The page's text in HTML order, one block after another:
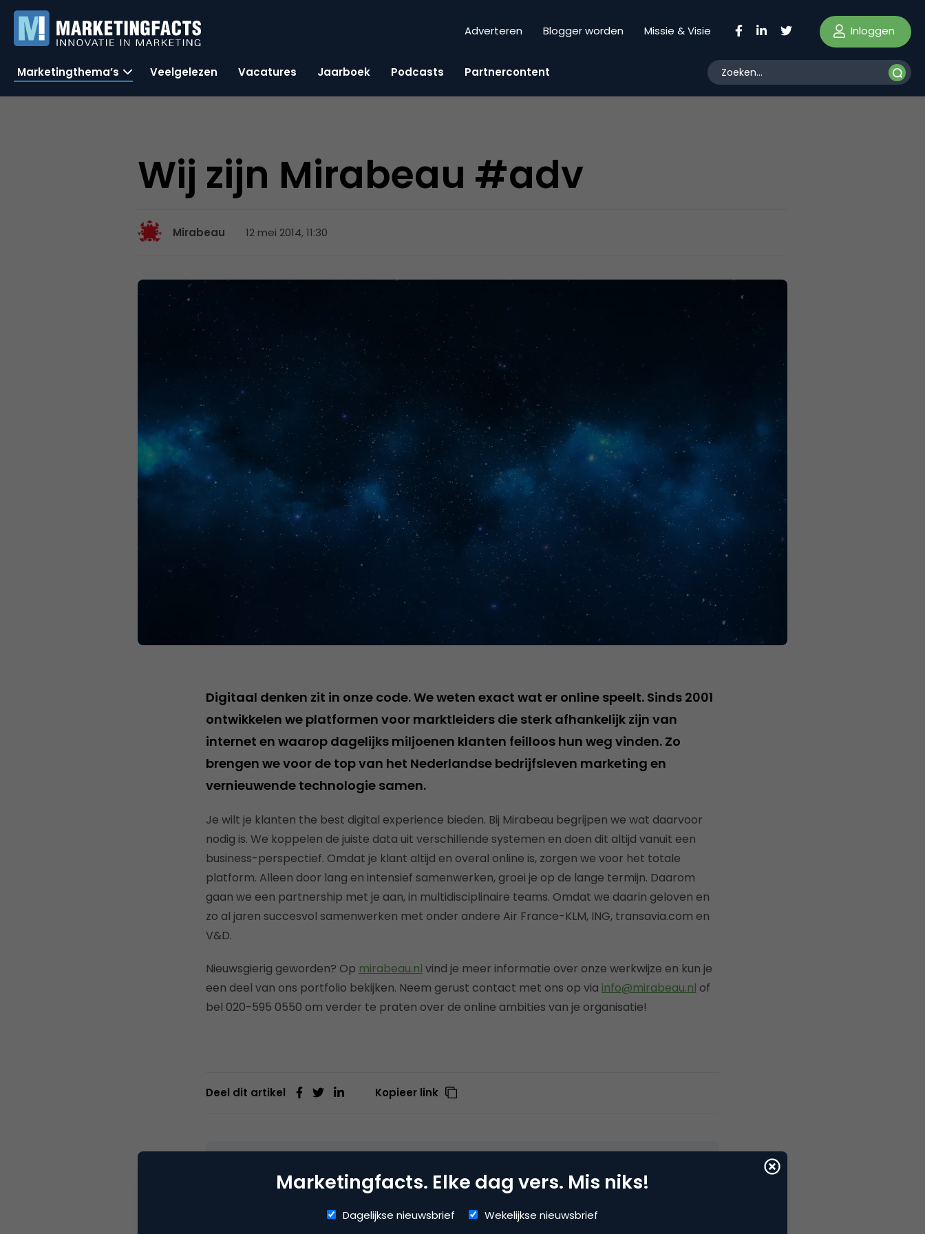
Adverteren Blogger worden Missie & Visie Inloggen
Marketingthema’s Veelgelezen Vacatures Jaarboek Podcasts Partnercontent
Wij zijn Mirabeau #adv
Mirabeau 12 mei 2014, 11:30
Digitaal denken zit in onze code. We weten exact wat er online speelt. Sinds 2001
ontwikkelen we platformen voor marktleiders die sterk afhankelijk zijn van
internet en waarop dagelijks miljoenen klanten feilloos hun weg vinden. Zo
brengen we voor de top van het Nederlandse bedrijfsleven marketing en
vernieuwende technologie samen.
Je wilt je klanten the best digital experience bieden. Bij Mirabeau begrijpen we wat daarvoor
nodig is. We koppelen de juiste data uit verschillende systemen en doen dit altijd vanuit een
business-perspectief. Omdat je klant altijd en overal online is, zorgen we voor het totale
platform. Alleen door lang en intensief samenwerken, groei je op de lange termijn. Daarom
gaan we een partnership met je aan, in multidisciplinaire teams. Omdat we daarin geloven en
zo al jaren succesvol samenwerken met onder andere Air France-KLM, ING, transavia.com en
V&D.
Nieuwsgierig geworden? Op mirabeau.nl vind je meer informatie over onze werkwijze en kun je
een deel van ons portfolio bekijken. Neem gerust contact met ons op via info@mirabeau.nl of
bel 020-595 0550 om verder te praten over de online ambities van je organisatie!
Deel dit artikel Kopieer link
Mirabeau
Website
Digitaal denken zit in onze code. We weten exact wat er online speelt. Sinds 2001
Marketingfacts. Elke dag vers. Mis niks!
Dagelijkse nieuwsbrief Wekelijkse nieuwsbrief